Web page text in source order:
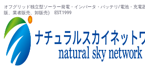
オフグリッド独立型ソーラー発電・インバータ・バッテリ/電池・充電
販、業者販売、卸販売) EST.1999